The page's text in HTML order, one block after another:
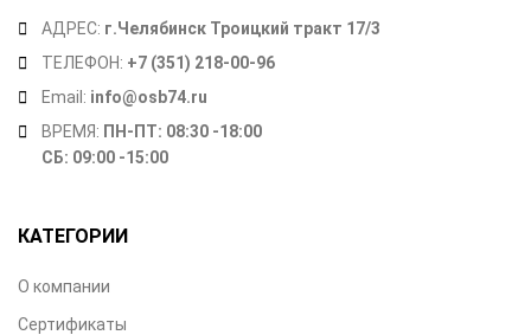
АДРЕС: г.Челябинск Троицкий тракт 17/3
ТЕЛЕФОН: +7 (351) 218-00-96
Email: info@osb74.ru
ВРЕМЯ: ПН-ПТ: 08:30 -18:00
СБ: 09:00 -15:00
КАТЕГОРИИ
О компании
Сертификаты